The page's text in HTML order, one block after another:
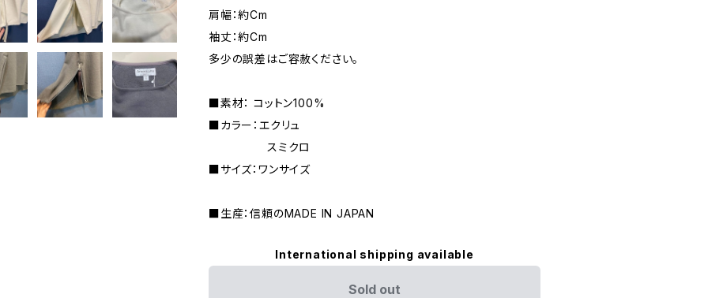
肩幅：約Cm
袖丈：約Cm
多少の誤差はご容赦ください。
■素材： コットン100%
■カラー：エクリュ
スミクロ
■サイズ：ワンサイズ
■生産：信頼のMADE IN JAPAN
International shipping available
Sold out